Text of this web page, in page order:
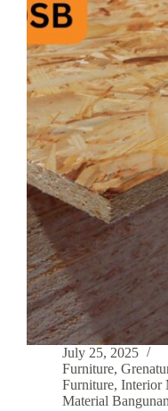
July 25, 2025
Furniture,
Furniture, Interior
Material Bangunan